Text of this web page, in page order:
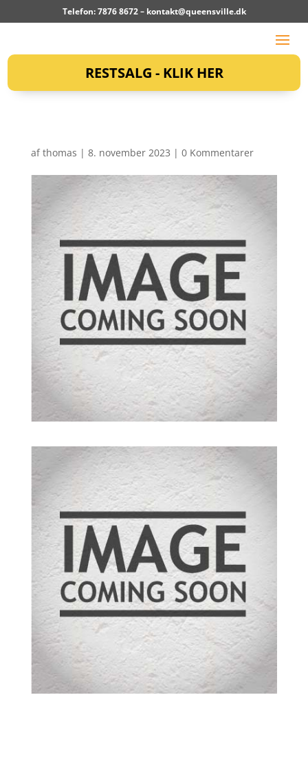
Telefon: 7876 8672 – kontakt@queensville.dk
RESTSALG - KLIK HER
afthomas | 8. november 2023 | 0 Kommentarer